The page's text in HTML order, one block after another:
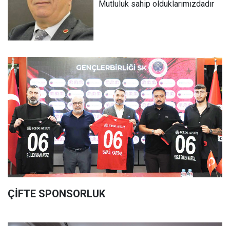
Mutluluk sahip olduklarımızdadır
ÇİFTE SPONSORLUK